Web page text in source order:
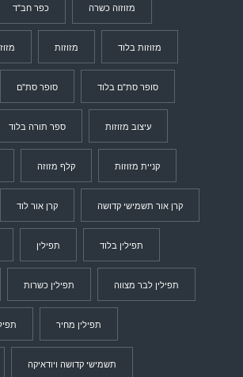
כפר חב"ד מזוזוה כשרה
מזוזות מזוזות בלוד
סופר סת"ם סופר סת"ם בלוד
ספר תורה בלוד עיצוב מזוזות
קלף מזוזה קניית מזוזות
קרן אור לוד קרן אור תשמישי קדושה
תפילין תפילין בלוד
תפילין כשרות תפילין לבר מצווה
תפילין מחיר
תשמישי קדושה ויודאיקה